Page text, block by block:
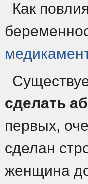
Как
сделать
первых,
сделан
женщина